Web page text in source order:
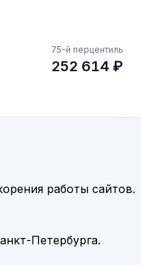
75-й перцентиль
252 614 ₽
работы сайтов.
Петербурга.